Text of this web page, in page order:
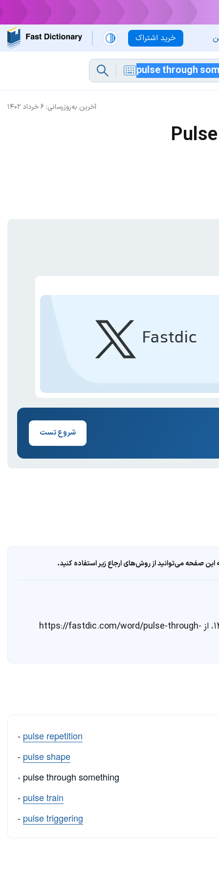
خرید اشتراک
آخرین به‌روزرسانی: ۶ خرداد ۱۴۰۲
شروع تست
صفحه می‌توانید از روش‌های ارجاع زیر استفاده کنید.
. مشاهده در تاریخ ۱۶ مرداد ۱۴۰۵، از https://fastdic.com/word/pulse-through-
- pulse repetition
- pulse shape
- pulse through something
- pulse train
- pulse triggering